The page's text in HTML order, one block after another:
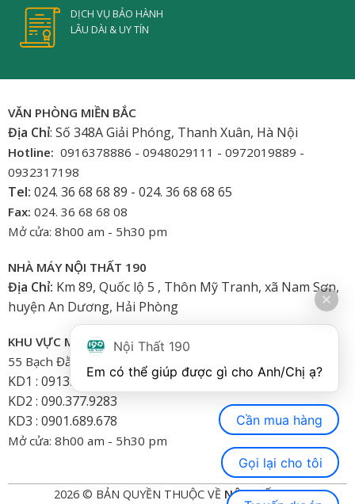
DỊCH VỤ BẢO HÀNH
LÂU DÀI & UY TÍN
VĂN PHÒNG MIỀN BẮC
Địa Chỉ: Số 348A Giải Phóng, Thanh Xuân, Hà Nội
Hotline: 0916378886 - 0948029111 - 0972019889 -
0932317198
Tel: 024. 36 68 68 89 - 024. 36 68 68 65
Fax: 024. 36 68 68 08
Mở cửa: 8h00 am - 5h30 pm
NHÀ MÁY NỘI THẤT 190
Địa Chỉ: Km 89, Quốc lộ 5 , Thôn Mỹ Tranh, xã Nam Sơn,
huyện An Dương, Hải Phòng
KHU VỰC MIỀN NAM
55 Bạch Đằng, Phường 15, Bình Thạnh-HCM
KD1 : 0913.922.926
KD2 : 090.377.9283
KD3 : 0901.689.678
Mở cửa: 8h00 am - 5h30 pm
2026 © BẢN QUYỀN THUỘC VỀ NỘI THẤT 190
Nội Thất 190
Cần mua hàng
Gọi lại cho tôi